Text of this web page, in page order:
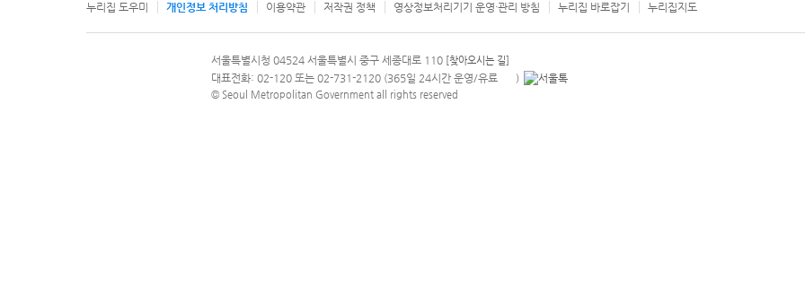
누리집 도우미 개인정보 처리방침 이용약관 저작권 정책 영상정보처리기기 운영·관리 방침 누리집 바로잡기 누리집지도
문의 전화번호 120, 120 다산콜재단
서울특별시청 04524 서울특별시 중구 세종대로 110 [찾아오시는 길]
대표전화: 02-120 또는 02-731-2120 (365일 24시간 운영/유료 안내팝업 열기
)
© Seoul Metropolitan Government all rights reserved